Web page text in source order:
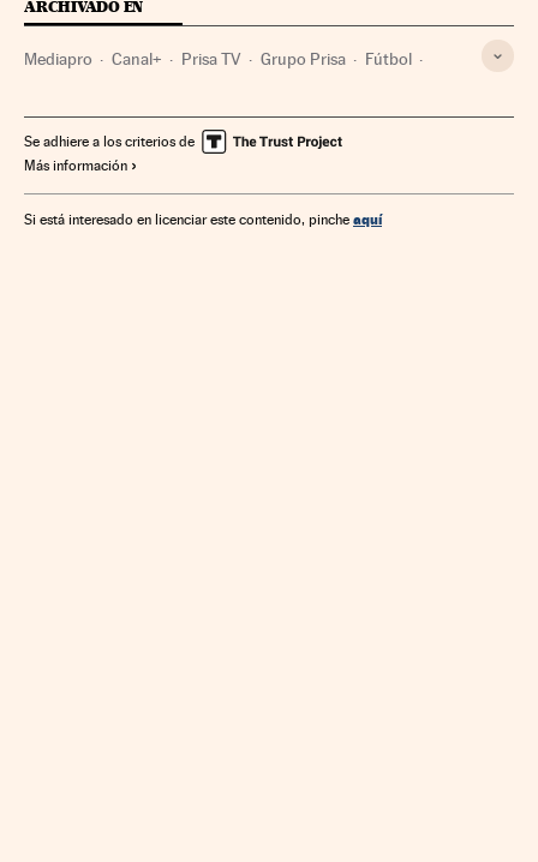
ARCHIVADO EN
Mediapro Canal+ Prisa TV Grupo Prisa Fútbol
Televisión por satélite Pago por visión
Comunicación
Se adhiere a los criterios de
Más información
Si está interesado en licenciar este contenido, pinche aquí